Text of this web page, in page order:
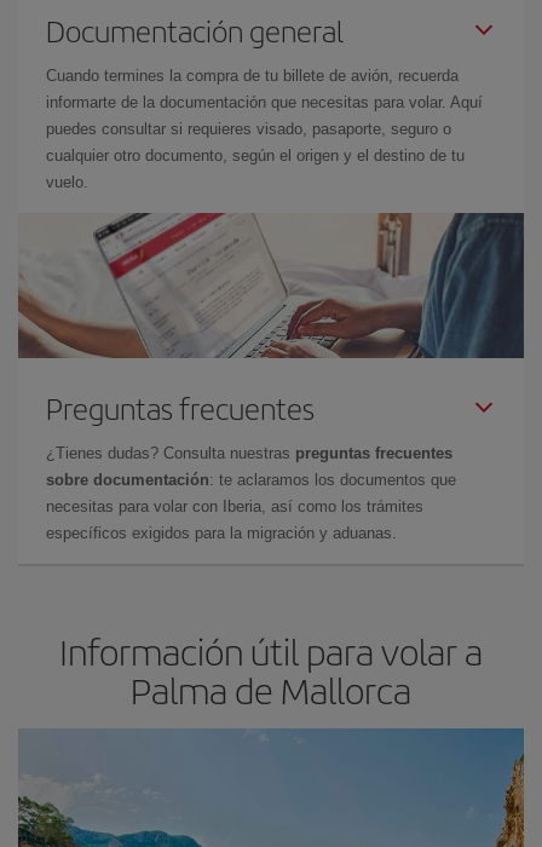
Documentación general
Cuando termines la compra de tu billete de avión, recuerda
informarte de la documentación que necesitas para volar. Aquí
puedes consultar si requieres visado, pasaporte, seguro o
cualquier otro documento, según el origen y el destino de tu
vuelo.
Preguntas frecuentes
¿Tienes dudas? Consulta nuestras preguntas frecuentes
sobre documentación: te aclaramos los documentos que
necesitas para volar con Iberia, así como los trámites
específicos exigidos para la migración y aduanas.
Información útil para volar a
Palma de Mallorca